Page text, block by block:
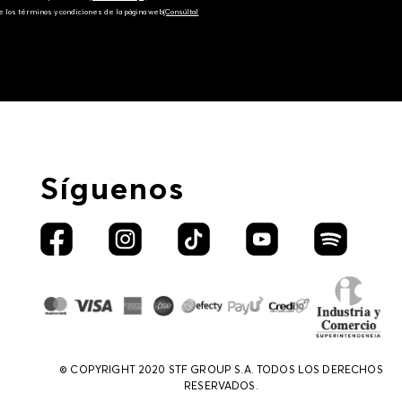
los términos y condiciones de la página web‎(Consúltal
Síguenos
© COPYRIGHT 2020 STF GROUP S.A. TODOS LOS DERECHOS
RESERVADOS.